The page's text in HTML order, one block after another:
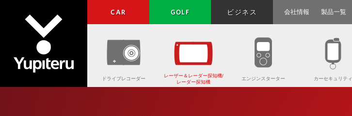
CAR GOLF ビジネス 会社情報 製品一覧
ドライブレコーダー
レーザー＆レーダー探知機/
レーダー探知機
エンジンスターター カーセキュリティ